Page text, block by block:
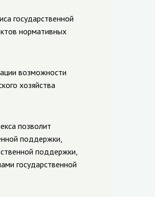
государственной
нормативных
возможности
хозяйства
позволит
поддержки,
поддержки,
государственной